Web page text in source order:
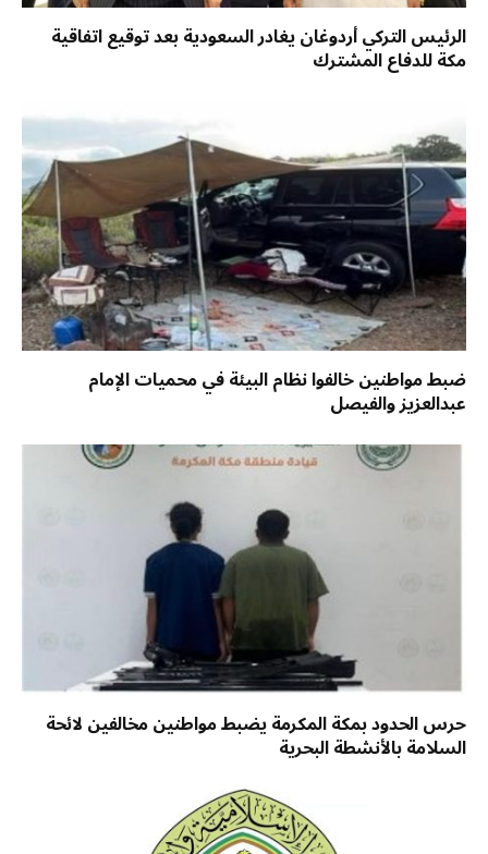
الرئيس التركي أردوغان يغادر السعودية بعد توقيع اتفاقية
مكة للدفاع المشترك
ضبط مواطنين خالفوا نظام البيئة في محميات الإمام
عبدالعزيز والفيصل
حرس الحدود بمكة المكرمة يضبط مواطنين مخالفين لائحة
السلامة بالأنشطة البحرية